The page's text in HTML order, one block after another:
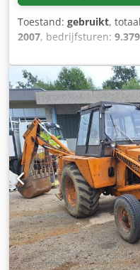
Toestand: gebruikt,
2007, bedrijfsturen:
kW – AH-6WG1X – EPA
Bodemplaten 650 mm
(hamer/grijper en
Quick OQ90 of Lehnhoff
Crodpfxoul U H To
Transportbreedte 3,93
opstappen)
werkplaats gereviseerd
aanvraag Grote
filters, inclusief 650 liter
maart 2026: De motor
op aanvraag)